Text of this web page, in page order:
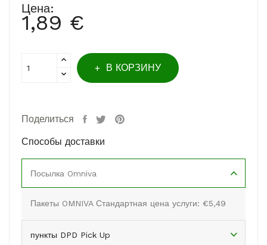
Цена:
1,89 €
В КОРЗИНУ
Поделиться
Способы доставки
Посылка Omniva
Пакеты OMNIVA Стандартная цена услуги: €5,49
пункты DPD Pick Up